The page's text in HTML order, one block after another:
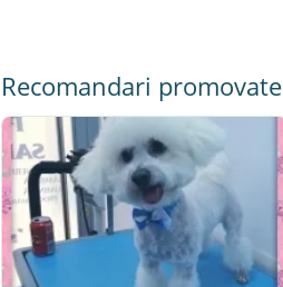
Recomandari promovate